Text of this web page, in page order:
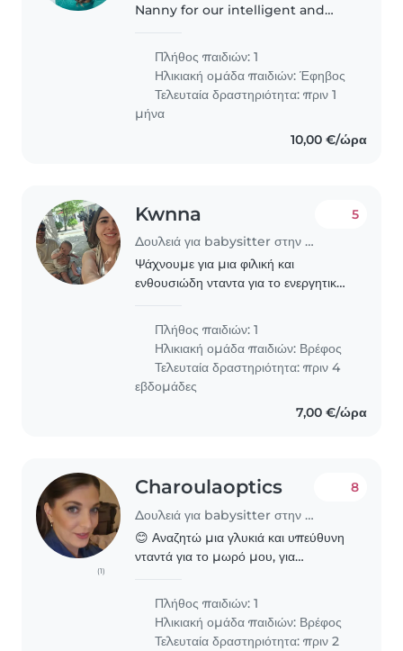
Nanny for our intelligent and
from the school bus pickup at
3pm and until the parents
return..
Πλήθος παιδιών: 1
Ηλικιακή ομάδα παιδιών:Έφηβος
Τελευταία δραστηριότητα: πριν 1
μήνα
10,00 €/ώρα
Kwnna
Δουλειά για babysitter στην περιοχή Χαλάνδρι
5
Ψάχνουμε για μια φιλική και
ενθουσιώδη νταντα για το ενεργητικό
πρέπει να είστε άνετη/ος με το
μαγείρεμα και τις δουλειές του
σπιτιού. Ελπίζουμε να βρούμε..
Πλήθος παιδιών: 1
Ηλικιακή ομάδα παιδιών: Βρέφος
Τελευταία δραστηριότητα: πριν 4
εβδομάδες
7,00 €/ώρα
(1)
Charoulaoptics
Δουλειά για babysitter στην περιοχή Χαλάνδρι
8
😊 Αναζητώ μια γλυκιά και υπεύθυνη
νταντά για το μωρό μου, για
(Δευτέρα–Παρασκευή, 6ωρο ή 10:00–
16:00) στην περιοχή κοντά στο μετρό
Δουκίσσης Πλακεντίας...
Πλήθος παιδιών: 1
Ηλικιακή ομάδα παιδιών: Βρέφος
Τελευταία δραστηριότητα: πριν 2